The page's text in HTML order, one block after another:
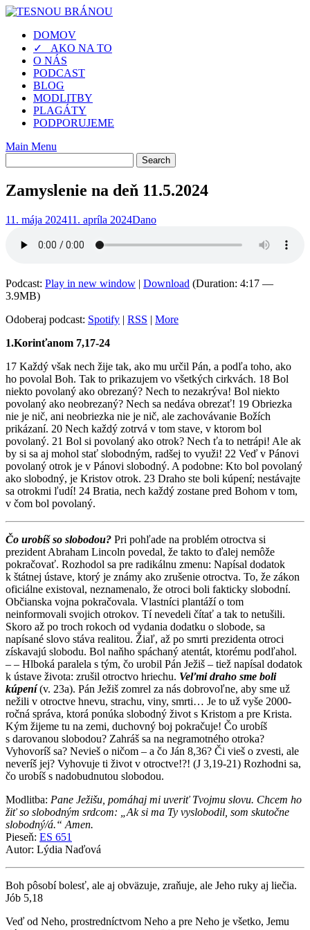
Skip
contentDOMOV
✓ AKO NA TO
O NÁS
PODCAST
BLOG
MODLITBY
PLAGÁTY
PODPORUJEME
Main Menu
Zamyslenie na deň 11.5.2024
11. mája 202411. apríla 2024Dano
Podcast: Play in new window | Download (Duration: 4:17 —
3.9MB)
Odoberaj podcast: Spotify | RSS | More
1.Korinťanom 7,17-24
17 Každý však nech žije tak, ako mu určil Pán, a podľa toho, ako
ho povolal Boh. Tak to prikazujem vo všetkých cirkvách. 18 Bol
niekto povolaný ako obrezaný? Nech to nezakrýva! Bol niekto
povolaný ako neobrezaný? Nech sa nedáva obrezať! 19 Obriezka
nie je nič, ani neobriezka nie je nič, ale zachovávanie Božích
prikázaní. 20 Nech každý zotrvá v tom stave, v ktorom bol
povolaný. 21 Bol si povolaný ako otrok? Nech ťa to netrápi! Ale ak
by si sa aj mohol stať slobodným, radšej to využi! 22 Veď v Pánovi
povolaný otrok je v Pánovi slobodný. A podobne: Kto bol povolaný
ako slobodný, je Kristov otrok. 23 Draho ste boli kúpení; nestávajte
sa otrokmi ľudí! 24 Bratia, nech každý zostane pred Bohom v tom,
v čom bol povolaný.
Čo urobíš so slobodou? Pri pohľade na problém otroctva si
prezident Abraham Lincoln povedal, že takto to ďalej nemôže
pokračovať. Rozhodol sa pre radikálnu zmenu: Napísal dodatok
k štátnej ústave, ktorý je známy ako zrušenie otroctva. To, že zákon
oficiálne existoval, neznamenalo, že otroci boli fakticky slobodní.
Občianska vojna pokračovala. Vlastníci plantáží o tom
neinformovali svojich otrokov. Tí nevedeli čítať a tak to netušili.
Skoro až po troch rokoch od vydania dodatku o slobode, sa
napísané slovo stáva realitou. Žiaľ, až po smrti prezidenta otroci
získavajú slobodu. Bol naňho spáchaný atentát, ktorému podľahol.
– – Hlboká paralela s tým, čo urobil Pán Ježiš – tiež napísal dodatok
k ústave života: zrušil otroctvo hriechu. Veľmi draho sme boli
kúpení(v. 23a). Pán Ježiš zomrel za nás dobrovoľne, aby sme už
nežili v otroctve hnevu, strachu, viny, smrti… Je to už vyše 2000-
ročná správa, ktorá ponúka slobodný život s Kristom a pre Krista.
Kým žijeme tu na zemi, duchovný boj pokračuje! Čo urobíš
s darovanou slobodou? Zahráš sa na negramotného otroka?
Vyhovoríš sa? Nevieš o ničom – a čo Ján 8,36? Či vieš o zvesti, ale
neveríš jej? Vyhovuje ti život v otroctve!?! (J 3,19-21) Rozhodni sa,
čo urobíš s nadobudnutou slobodou.
Modlitba: Pane Ježišu, pomáhaj mi uveriť Tvojmu slovu. Chcem ho
žiť so slobodným srdcom: „Ak si ma Ty vyslobodil, som skutočne
slobodný/á.“ Amen.
Pieseň: ES 651
Autor: Lýdia Naďová
Boh pôsobí bolesť, ale aj obväzuje, zraňuje, ale Jeho ruky aj liečia.
Jób 5,18
Veď od Neho, prostredníctvom Neho a pre Neho je všetko, Jemu